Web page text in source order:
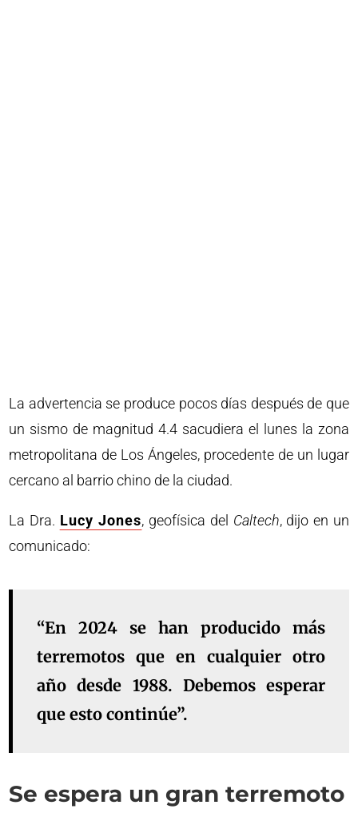
La advertencia se produce pocos días después de que
un sismo de magnitud 4.4 sacudiera el lunes la zona
metropolitana de Los Ángeles, procedente de un lugar
cercano al barrio chino de la ciudad.
La Dra. Lucy Jones, geofísica del Caltech, dijo en un
comunicado:
“En 2024 se han producido más
terremotos que en cualquier otro
año desde 1988. Debemos esperar
que esto continúe”.
Se espera un gran terremoto